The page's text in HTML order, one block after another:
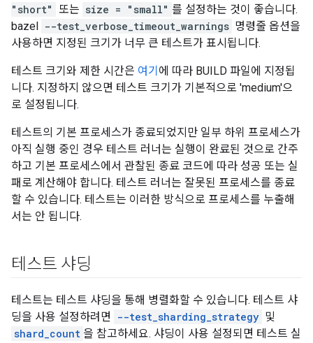
"short"
또는 size = "small" 를 설정하는 것이 좋습니다.
bazel --test_verbose_timeout_warnings 명령줄 옵션을
사용하면 지정된 크기가 너무 큰 테스트가 표시됩니다.
테스트 크기와 제한 시간은 여기 에 따라 BUILD 파일에 지정됩
니다. 지정하지 않으면 테스트 크기가 기본적으로 'medium'으
로 설정됩니다.
테스트의 기본 프로세스가 종료되었지만 일부 하위 프로세스가
아직 실행 중인 경우 테스트 러너는 실행이 완료된 것으로 간주
하고 기본 프로세스에서 관찰된 종료 코드에 따라 성공 또는 실
패로 계산해야 합니다. 테스트 러너는 잘못된 프로세스를 종료
할 수 있습니다. 테스트는 이러한 방식으로 프로세스를 누출해
서는 안 됩니다.
테스트 샤딩
테스트는 테스트 샤딩을 통해 병렬화할 수 있습니다. 테스트 샤
딩을 사용 설정하려면
--test_sharding_strategy 및
shard_count 을 참고하세요. 샤딩이 사용 설정되면 테스트 실